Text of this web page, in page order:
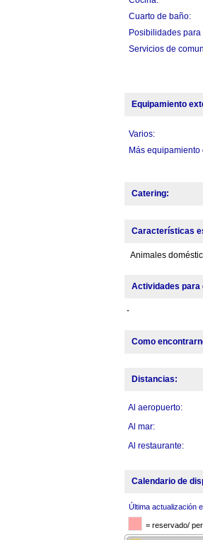
Cuarto de baño:
Posibilidades para
Servicios de
Equipamiento
Varios:
Más equipamiento
Catering:
Características
Animales
Actividades para
-
Como
Distancias:
Al aeropuerto:
Al mar:
Al restaurante:
Calendario de
Última actualización
= reservado/